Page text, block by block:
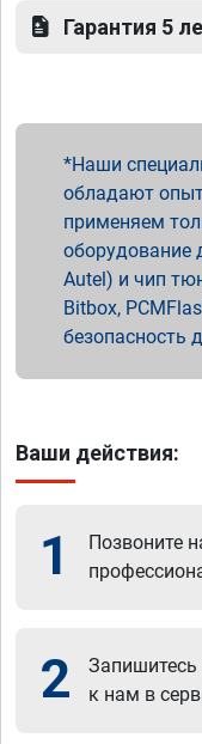
Гарантия 5
Наши
обладают
применяем
оборудование
Autel) и чип
Bitbox,
безопасность
Ваши действия:
1 Позвоните
2
Запишитесь
к нам в